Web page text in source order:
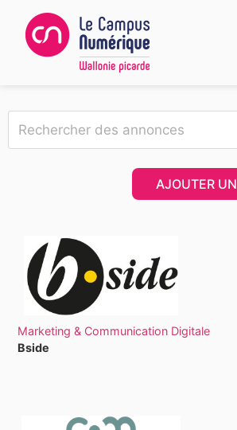
AJOUTER
Marketing & Communication Digitale
Bside